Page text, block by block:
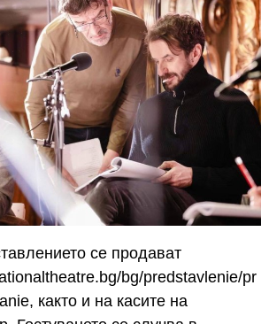
се продават
bg/predstavlenie/pr
както и на касите на